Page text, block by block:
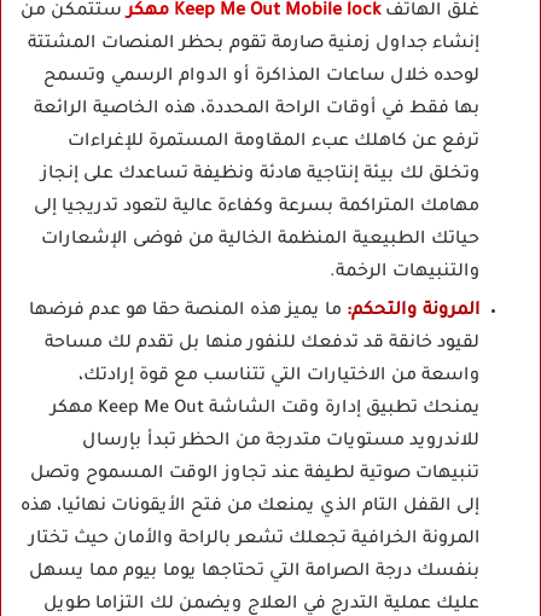
غلق الهاتفKeep Me Out Mobile lock مهكر
ستتمكن من
إنشاء جداول زمنية صارمة تقوم بحظر المنصات المشتتة
لوحده خلال ساعات المذاكرة أو الدوام الرسمي وتسمح
بها فقط في أوقات الراحة المحددة، هذه الخاصية الرائعة
ترفع عن كاهلك عبء المقاومة المستمرة للإغراءات
وتخلق لك بيئة إنتاجية هادئة ونظيفة تساعدك على إنجاز
مهامك المتراكمة بسرعة وكفاءة عالية لتعود تدريجيا إلى
حياتك الطبيعية المنظمة الخالية من فوضى الإشعارات
والتنبيهات الرخمة.
المرونة والتحكم: ما يميز هذه المنصة حقا هو عدم فرضها
لقيود خانقة قد تدفعك للنفور منها بل تقدم لك مساحة
واسعة من الاختيارات التي تتناسب مع قوة إرادتك،
يمنحك تطبيق إدارة وقت الشاشة Keep Me Out مهكر
للاندرويد مستويات متدرجة من الحظر تبدأ بإرسال
تنبيهات صوتية لطيفة عند تجاوز الوقت المسموح وتصل
إلى القفل التام الذي يمنعك من فتح الأيقونات نهائيا، هذه
المرونة الخرافية تجعلك تشعر بالراحة والأمان حيث تختار
بنفسك درجة الصرامة التي تحتاجها يوما بيوم مما يسهل
عليك عملية التدرج في العلاج ويضمن لك التزاما طويل